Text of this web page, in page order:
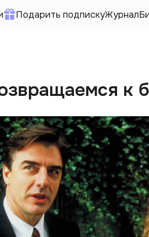
Подарить подпискуЖурнал
к